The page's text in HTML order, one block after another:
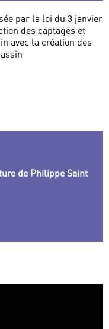
par la loi du 3 janvier
des captages et
avec la création des
de Philippe Saint